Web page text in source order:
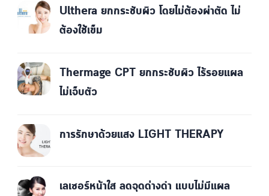
Ulthera ยกกระชับผิว โดยไม่ต้องผ่าตัด ไม่
ต้องใช้เข็ม
Thermage CPT ยกกระชับผิว ไร้รอยแผล
ไม่เจ็บตัว
การรักษาด้วยแสง LIGHT THERAPY
เลเซอร์หน้าใส ลดจุดด่างดำ แบบไม่มีแผล